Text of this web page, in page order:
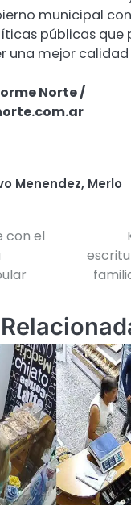
municipal
públicas que
una mejor
Norte /
Menendez, Merlo
con el